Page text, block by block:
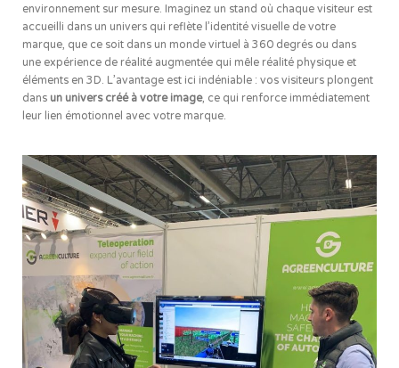
environnement sur mesure. Imaginez un stand où chaque visiteur est
accueilli dans un univers qui reflète l’identité visuelle de votre
marque, que ce soit dans un monde virtuel à 360 degrés ou dans
une expérience de réalité augmentée qui mêle réalité physique et
éléments en 3D. L’avantage est ici indéniable : vos visiteurs plongent
dans un univers créé à votre image, ce qui renforce immédiatement
leur lien émotionnel avec votre marque.